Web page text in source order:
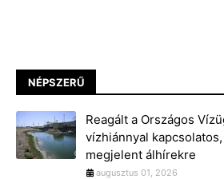
NÉPSZERŰ
Reagált a Országos
vízhiánnyal
megjelent álhírekre
augusztus 01, 2026